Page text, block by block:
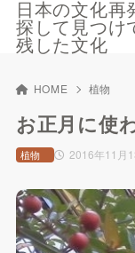
日本の文化再
探して見つけ
残した文化
HOME 植物
お正月に使
2016年11月
植物